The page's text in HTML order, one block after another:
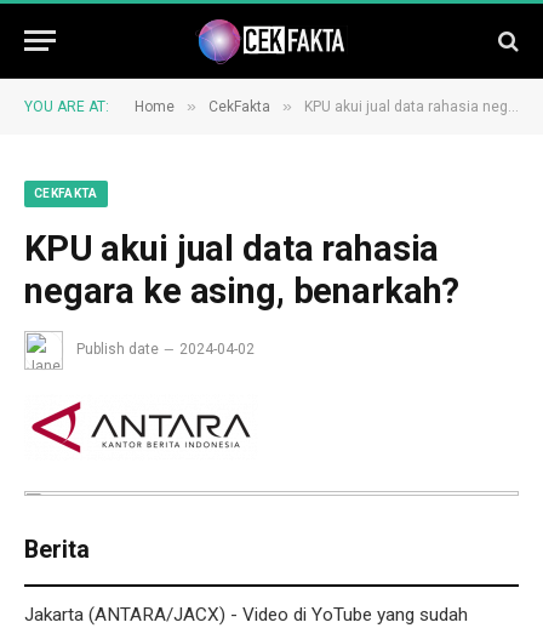
YOU ARE AT: Home » CekFakta » KPU akui jual data rahasia negara ke asing, benarkah?
CEKFAKTA
KPU akui jual data rahasia
negara ke asing, benarkah?
Publish date 2024-04-02
Berita
Jakarta (ANTARA/JACX) - Video di YoTube yang sudah